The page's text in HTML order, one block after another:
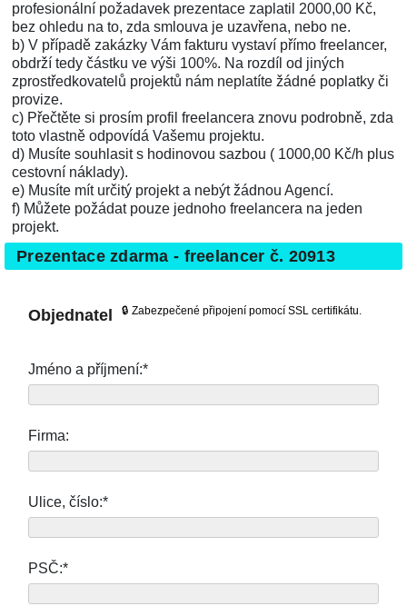
profesionální požadavek prezentace zaplatil 2000,00 Kč,
bez ohledu na to, zda smlouva je uzavřena, nebo ne.
b) V případě zakázky Vám fakturu vystaví přímo freelancer,
obdrží tedy částku ve výši 100%. Na rozdíl od jiných
zprostředkovatelů projektů nám neplatíte žádné poplatky či
provize.
c) Přečtěte si prosím profil freelancera znovu podrobně, zda
toto vlastně odpovídá Vašemu projektu.
d) Musíte souhlasit s hodinovou sazbou ( 1000,00 Kč/h plus
cestovní náklady).
e) Musíte mít určitý projekt a nebýt žádnou Agencí.
f) Můžete požádat pouze jednoho freelancera na jeden
projekt.
Prezentace zdarma - freelancer č. 20913
Objednatel 🔒 Zabezpečené připojení pomocí SSL certifikátu.
Jméno a příjmení:*
Firma:
Ulice, číslo:*
PSČ:*